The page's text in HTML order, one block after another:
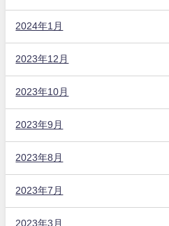
2024年1月
2023年12月
2023年10月
2023年9月
2023年8月
2023年7月
2023年3月